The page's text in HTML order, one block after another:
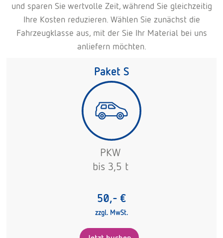
und sparen Sie wertvolle Zeit, während Sie gleichzeitig
Ihre Kosten reduzieren. Wählen Sie zunächst die
Fahrzeugklasse aus, mit der Sie Ihr Material bei uns
anliefern möchten.
Paket S
PKW
bis 3,5 t
50,- €
zzgl. MwSt.